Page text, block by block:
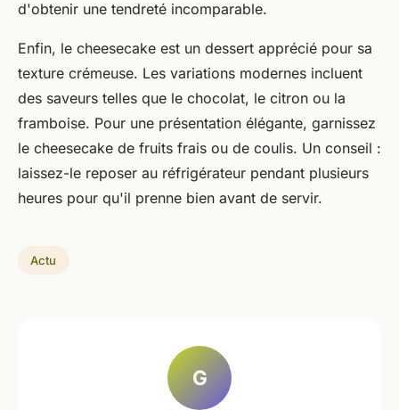
d'obtenir une tendreté incomparable.
Enfin, le cheesecake est un dessert apprécié pour sa
texture crémeuse. Les variations modernes incluent
des saveurs telles que le chocolat, le citron ou la
framboise. Pour une présentation élégante, garnissez
le cheesecake de fruits frais ou de coulis. Un conseil :
laissez-le reposer au réfrigérateur pendant plusieurs
heures pour qu'il prenne bien avant de servir.
Actu
G